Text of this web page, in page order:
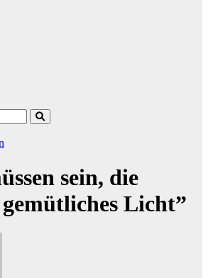
sein, die
gemütliches Licht”